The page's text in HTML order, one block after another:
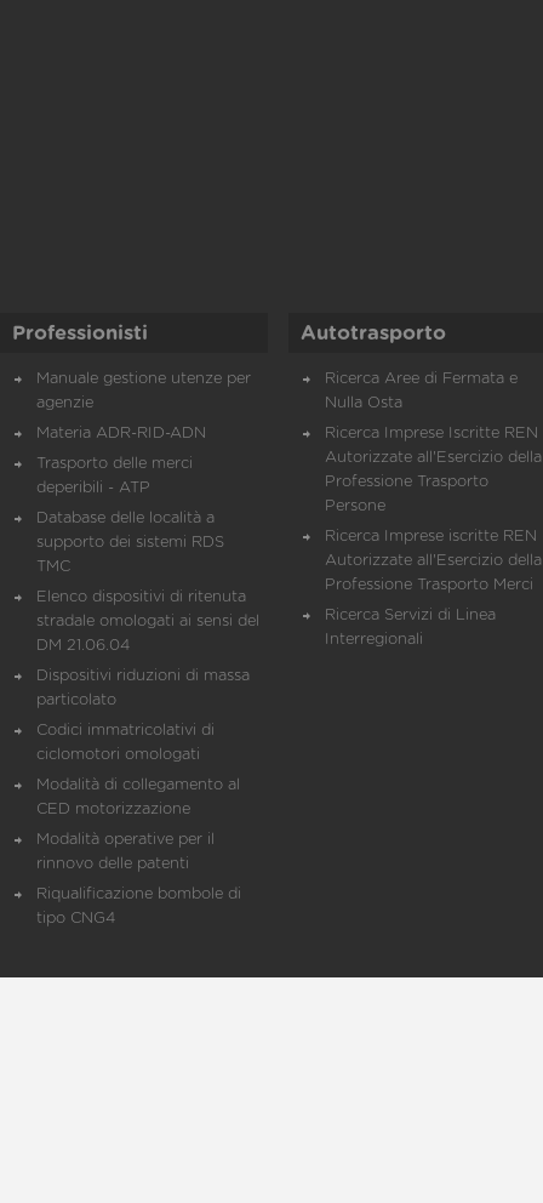
Professionisti
Manuale gestione utenze per
agenzie
Materia ADR-RID-ADN
Trasporto delle merci
deperibili - ATP
Database delle località a
supporto dei sistemi RDS
TMC
Elenco dispositivi di ritenuta
stradale omologati ai sensi del
DM 21.06.04
Dispositivi riduzioni di massa
particolato
Codici immatricolativi di
ciclomotori omologati
Modalità di collegamento al
CED motorizzazione
Modalità operative per il
rinnovo delle patenti
Riqualificazione bombole di
tipo CNG4
Autotrasporto
Ricerca Aree di Fermata e
Nulla Osta
Ricerca Imprese Iscritte REN
Autorizzate all'Esercizio della
Professione Trasporto
Persone
Ricerca Imprese iscritte REN
Autorizzate all'Esercizio della
Professione Trasporto Merci
Ricerca Servizi di Linea
Interregionali